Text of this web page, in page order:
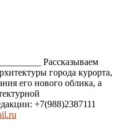
Рассказываем
города курорта,
его нового облика, а
+7(988)2387111